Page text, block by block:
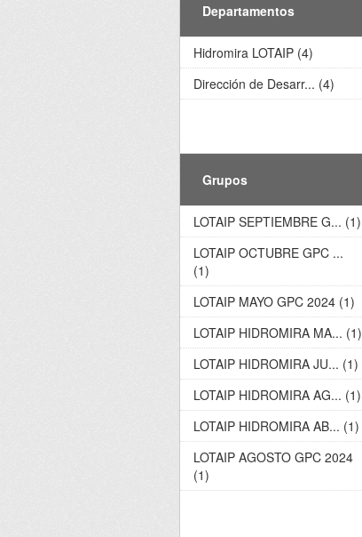
Departamentos
Hidromira LOTAIP (4)
Dirección de Desarr... (4)
Grupos
LOTAIP SEPTIEMBRE G... (1)
LOTAIP OCTUBRE GPC ...
(1)
LOTAIP MAYO GPC 2024 (1)
LOTAIP HIDROMIRA MA... (1)
LOTAIP HIDROMIRA JU... (1)
LOTAIP HIDROMIRA AG... (1)
LOTAIP HIDROMIRA AB... (1)
LOTAIP AGOSTO GPC 2024
(1)